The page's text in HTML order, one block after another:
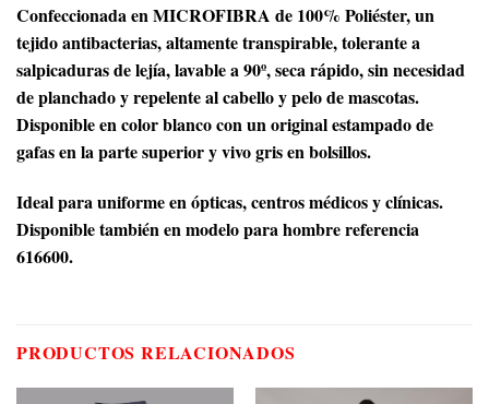
Confeccionada en MICROFIBRA de 100% Poliéster, un
tejido antibacterias, altamente transpirable, tolerante a
salpicaduras de lejía, lavable a 90º, seca rápido, sin necesidad
de planchado y repelente al cabello y pelo de mascotas.
Disponible en color blanco con un original estampado de
gafas en la parte superior y vivo gris en bolsillos.
Ideal para uniforme en ópticas, centros médicos y clínicas.
Disponible también en modelo para hombre referencia
616600.
PRODUCTOS RELACIONADOS